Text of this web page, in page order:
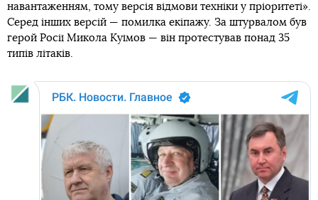
навантаженням, тому версія відмови техніки у пріоритеті».
Серед інших версій — помилка екіпажу. За штурвалом був
герой Росії Микола Куїмов — він протестував понад 35
типів літаків.